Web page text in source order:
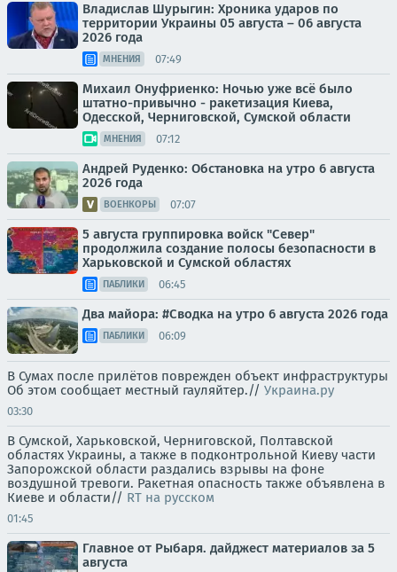
Владислав Шурыгин: Хроника ударов по
территории Украины 05 августа – 06 августа
2026 года
МНЕНИЯ 07:49
Михаил Онуфриенко: Ночью уже всё было
штатно-привычно - ракетизация Киева,
Одесской, Черниговской, Сумской области
МНЕНИЯ 07:12
Андрей Руденко: Обстановка на утро 6 августа
2026 года
ВОЕНКОРЫ 07:07
5 августа группировка войск "Север"
продолжила создание полосы безопасности в
Харьковской и Сумской областях
ПАБЛИКИ 06:45
Два майора: #Сводка на утро 6 августа 2026 года
ПАБЛИКИ 06:09
В Сумах после прилётов поврежден объект инфраструктуры
Об этом сообщает местный гауляйтер.// Украина.ру
03:30
В Сумской, Харьковской, Черниговской, Полтавской
областях Украины, а также в подконтрольной Киеву части
Запорожской области раздались взрывы на фоне
воздушной тревоги. Ракетная опасность также объявлена в
Киеве и области// RT на русском
01:45
Главное от Рыбаря. дайджест материалов за 5
августа